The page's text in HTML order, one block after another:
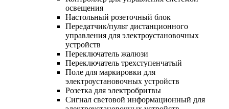
освещения
Настольный розеточный блок
Передатчик/пульт дистанционного
управления для электроустановочных
устройств
Переключатель жалюзи
Переключатель трехступенчатый
Поле для маркировки для
электроустановочных устройств
Розетка для электробритвы
Сигнал световой информационный для